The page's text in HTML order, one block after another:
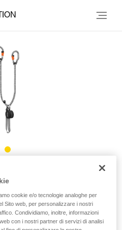
VERTIGO
è il cordino da via
cookie e/o tecnologie analoghe per
Sito web, per personalizzare i nostri
Condividiamo, inoltre, informazioni
con i nostri partner di servizi di analisi